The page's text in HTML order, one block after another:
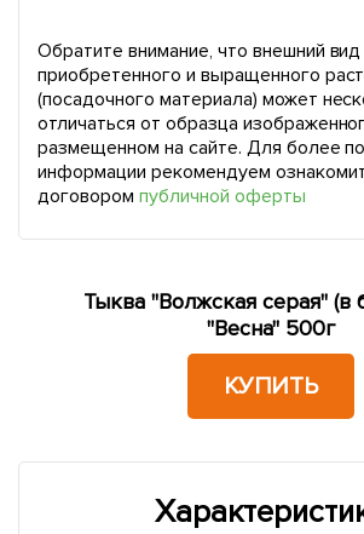
Обратите внимание, что внешний вид
приобретенного и выращенного
(посадочного материала) может
отличаться от образца
размещенном на сайте. Для более
информации рекомендуем
договором публичной оферты
Тыква "Волжская серая" (в
"Весна" 500г
КУПИТЬ